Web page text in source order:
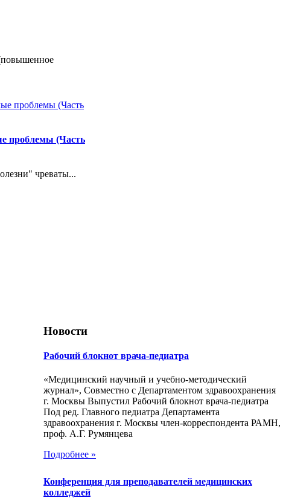
проблемы (Часть
чреваты...
Новости
Рабочий блокнот врача-педиатра
«Медицинский научный и учебно-методический
журнал», Совместно с Департаментом здравоохранения
г. Москвы Выпустил Рабочий блокнот врача-педиатра
Под ред. Главного педиатра Департамента
здравоохранения г. Москвы член-корреспондента РАМН,
проф. А.Г. Румянцева
Подробнее »
Конференция для преподавателей медицинских
колледжей